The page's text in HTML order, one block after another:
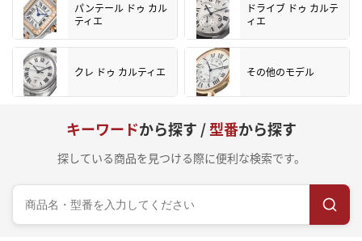
パンテール ドゥ カル
ティエ
ドライブ ドゥ カルテ
ィエ
クレ ドゥ カルティエ その他のモデル
キーワードから探す /型番から探す
探している商品を見つける際に便利な検索です。